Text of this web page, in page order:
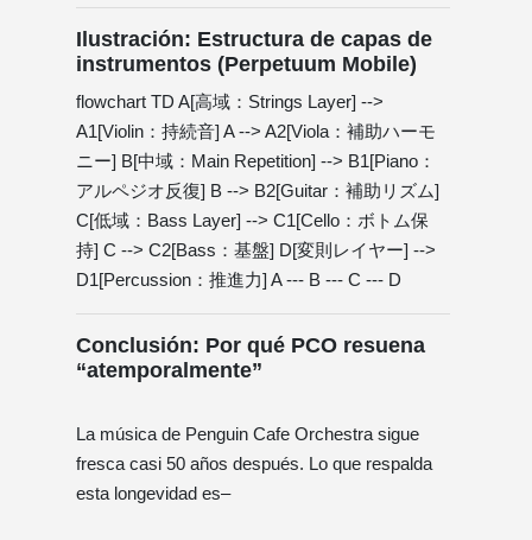
Ilustración: Estructura de capas de
instrumentos (Perpetuum Mobile)
flowchart TD A[高域：Strings Layer] -->
A1[Violin：持続音] A --> A2[Viola：補助ハーモ
ニー] B[中域：Main Repetition] --> B1[Piano：
アルペジオ反復] B --> B2[Guitar：補助リズム]
C[低域：Bass Layer] --> C1[Cello：ボトム保
持] C --> C2[Bass：基盤] D[変則レイヤー] -->
D1[Percussion：推進力] A --- B --- C --- D
Conclusión: Por qué PCO resuena
“atemporalmente”
La música de Penguin Cafe Orchestra sigue
fresca casi 50 años después. Lo que respalda
esta longevidad es–